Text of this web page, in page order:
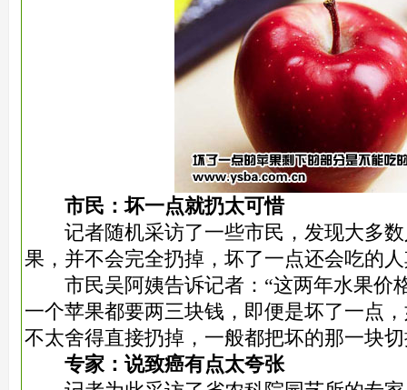
市民：坏一点就扔太可惜
记者随机采访了一些市民，发现大多数
果，并不会完全扔掉，坏了一点还会吃的
市民吴阿姨告诉记者：“这两年水果价
一个苹果都要两三块钱，即便是坏了一点
不太舍得直接扔掉，一般都把坏的那一块
专家：说致癌有点太夸张